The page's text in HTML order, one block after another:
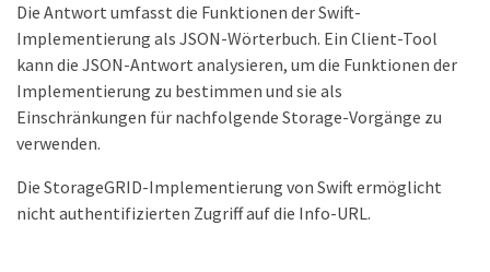
Die Antwort umfasst die Funktionen der Swift-
Implementierung als JSON-Wörterbuch. Ein Client-Tool
kann die JSON-Antwort analysieren, um die Funktionen der
Implementierung zu bestimmen und sie als
Einschränkungen für nachfolgende Storage-Vorgänge zu
verwenden.
Die StorageGRID-Implementierung von Swift ermöglicht
nicht authentifizierten Zugriff auf die Info-URL.